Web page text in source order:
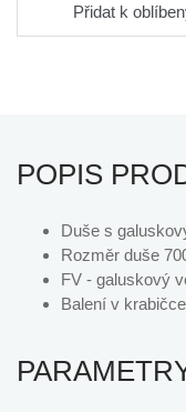
Přidat k
POPIS
Duše s
Rozměr duše
FV - galuskový
Balení v krabičce